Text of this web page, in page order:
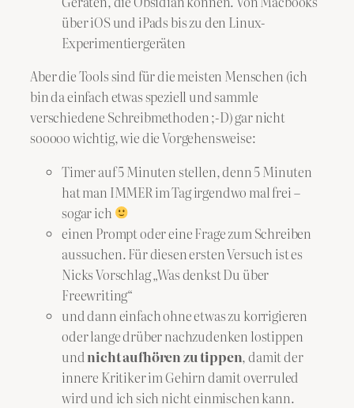
über iOS und iPads bis zu den Linux-
Experimentiergeräten
Aber die Tools sind für die meisten Menschen (ich
bin da einfach etwas speziell und sammle
verschiedene Schreibmethoden ;-D) gar nicht
sooooo wichtig, wie die Vorgehensweise:
Timer auf 5 Minuten stellen, denn 5 Minuten
hat man IMMER im Tag irgendwo mal frei –
sogar ich
einen Prompt oder eine Frage zum Schreiben
aussuchen. Für diesen ersten Versuch ist es
Nicks Vorschlag „Was denkst Du über
Freewriting“
und dann einfach ohne etwas zu korrigieren
oder lange drüber nachzudenken lostippen
undnicht aufhören zu tippen, damit der
innere Kritiker im Gehirn damit overruled
wird und ich sich nicht einmischen kann.